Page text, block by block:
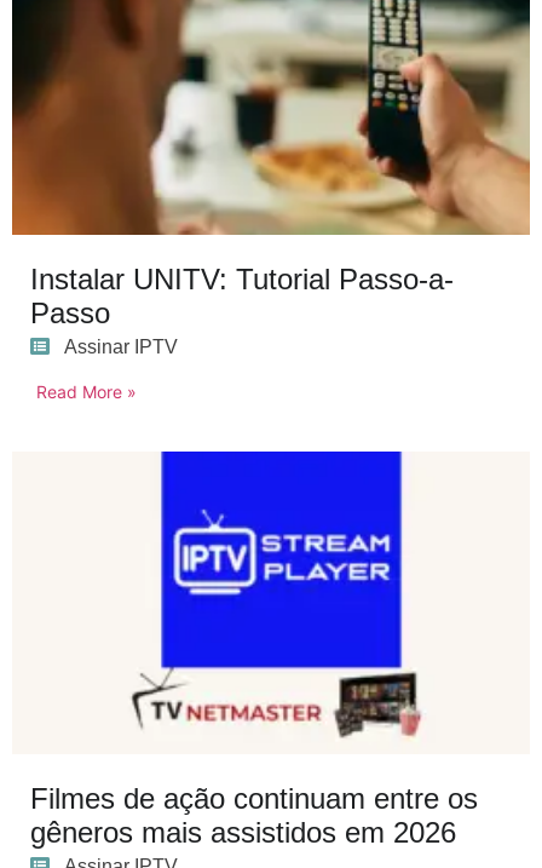
Instalar UNITV: Tutorial Passo-a-
Passo
Assinar IPTV
Read More »
Filmes de ação continuam entre os
gêneros mais assistidos em 2026